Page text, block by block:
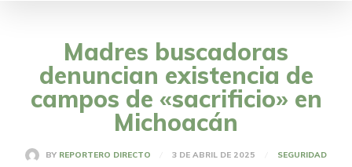
Madres buscadoras
denuncian existencia de
campos de «sacrificio» en
Michoacán
BY REPORTERO DIRECTO 3 DE ABRIL DE 2025 SEGURIDAD